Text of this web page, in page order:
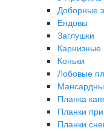
Доборные
Ендовы
Заглушки
Карнизные
Коньки
Лобовые
Планка
Планки
Планки